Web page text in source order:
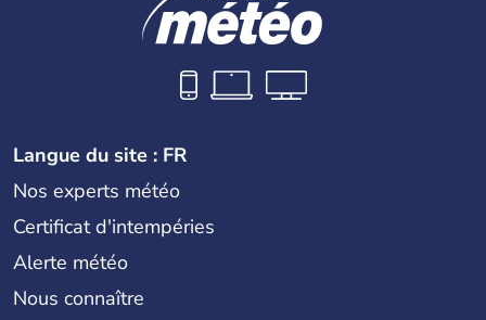
Langue du site : FR
Nos experts météo
Certificat d'intempéries
Alerte météo
Nous connaître